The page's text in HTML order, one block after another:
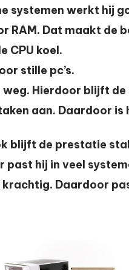
systemen werkt hij
RAM. Dat maakt de
CPU koel.
stille pc’s.
Hierdoor blijft
aan. Daardoor
blijft de prestatie
hij in veel
krachtig. Daardoor